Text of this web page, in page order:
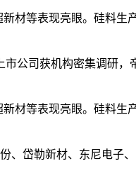
等表现亮眼。硅料生
司获机构密集调研，
等表现亮眼。硅料生
勒新材、东尼电子、